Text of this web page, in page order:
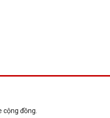
đồng.